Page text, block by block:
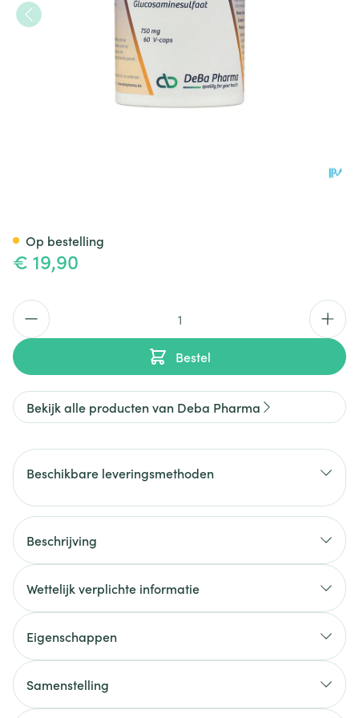
€ 19,90
Aantal
Bestel
Op bestelling
Bekijk alle producten van Deba Pharma
Beschikbare leveringsmethoden
Beschrijving
Wettelijk verplichte informatie
Eigenschappen
Samenstelling